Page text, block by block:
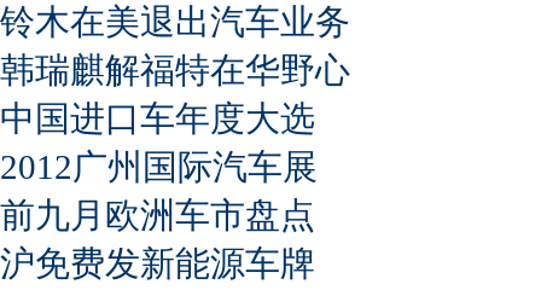
铃木在美退出汽车业务
韩瑞麒解福特在华野心
中国进口车年度大选
2012广州国际汽车展
前九月欧洲车市盘点
沪免费发新能源车牌